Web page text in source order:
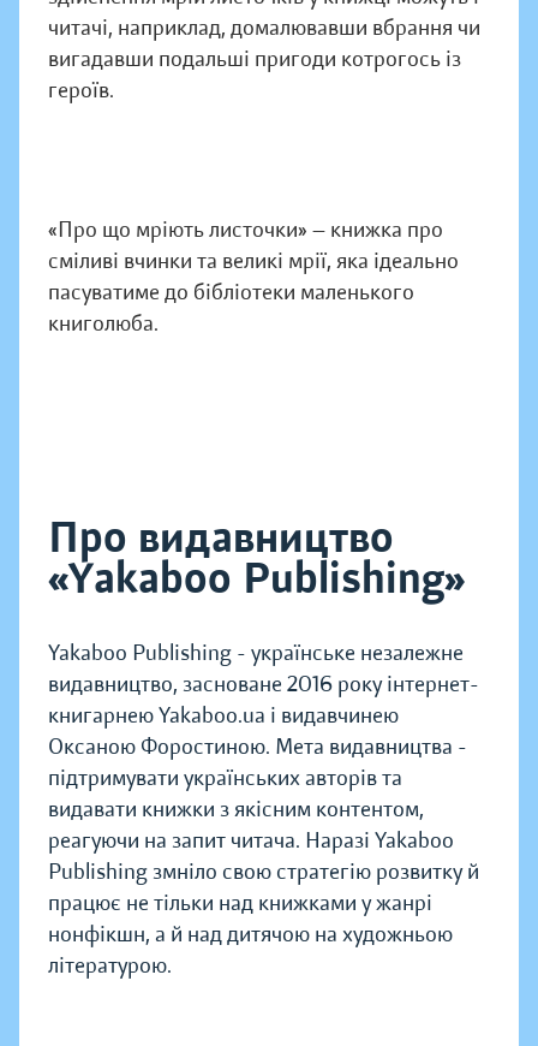
читачі, наприклад, домалювавши вбрання чи
вигадавши подальші пригоди котрогось із
героїв.
«Про що мріють листочки» — книжка про
сміливі вчинки та великі мрії, яка ідеально
пасуватиме до бібліотеки маленького
книголюба.
Про видавництво
«Yakaboo Publishing»
Yakaboo Publishing - українське незалежне
видавництво, засноване 2016 року інтернет-
книгарнею Yakaboo.ua і видавчинею
Оксаною Форостиною. Мета видавництва -
підтримувати українських авторів та
видавати книжки з якісним контентом,
реагуючи на запит читача. Наразі Yakaboo
Publishing змніло свою стратегію розвитку й
працює не тільки над книжками у жанрі
нонфікшн, а й над дитячою на художньою
літературою.